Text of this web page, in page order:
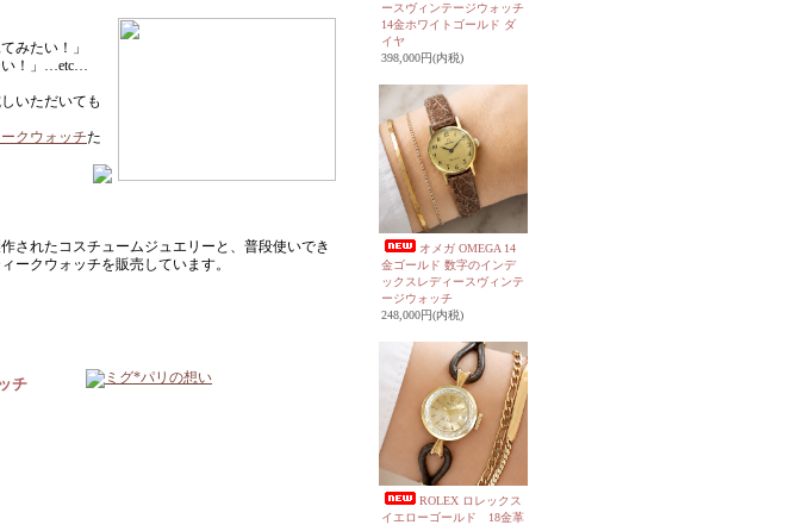
みたい！」
い！」…etc…
いただいても
クウォッチた
されたコスチュームジュエリーと、普段使いでき
ークウォッチを販売しています。
チ
ースヴィンテージウォッチ
14金ホワイトゴールド ダ
イヤ
398,000円(内税)
オメガ OMEGA 14
金ゴールド 数字のインデ
ックスレディースヴィンテ
ージウォッチ
248,000円(内税)
ROLEX ロレックス
イエローゴールド 18金革